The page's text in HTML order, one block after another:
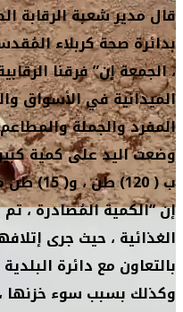
قال مدير شعبة الرقابة
بدائرة صحة كربلاء
، الجمعة إن” فرقنا
الميدانية في الأسواق
المفرد والجملة
وضعت اليد على كمية
ب ( 120)
إن “الكمية المُصادرة ،
الغذائية ، حيث جرى
بالتعاون مع دائرة
وكذلك بسبب سوء خزنها